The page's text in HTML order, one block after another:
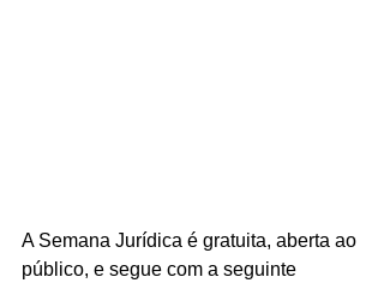
A Semana Jurídica é gratuita, aberta ao
público, e segue com a seguinte